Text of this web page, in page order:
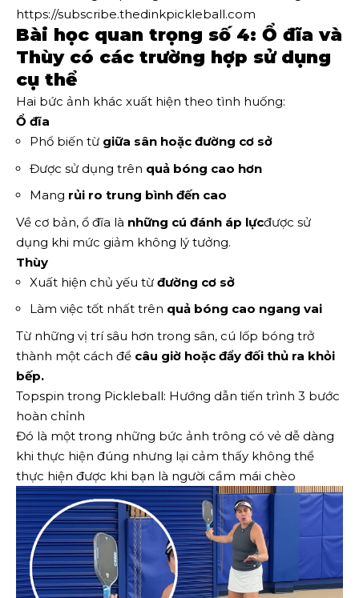
https://subscribe.thedinkpickleball.com
Bài học quan trọng số 4: Ổ đĩa và
Thùy có các trường hợp sử dụng
cụ thể
Hai bức ảnh khác xuất hiện theo tình huống:
Ổ đĩa
Phổ biến từ giữa sân hoặc đường cơ sở
Được sử dụng trên quả bóng cao hơn
Mang rủi ro trung bình đến cao
Về cơ bản, ổ đĩa là những cú đánh áp lựcđược sử
dụng khi mức giảm không lý tưởng.
Thùy
Xuất hiện chủ yếu từ đường cơ sở
Làm việc tốt nhất trên quả bóng cao ngang vai
Từ những vị trí sâu hơn trong sân, cú lốp bóng trở
thành một cách để câu giờ hoặc đẩy đối thủ ra khỏi
bếp.
Topspin trong Pickleball: Hướng dẫn tiến trình 3 bước
hoàn chỉnh
Đó là một trong những bức ảnh trông có vẻ dễ dàng
khi thực hiện đúng nhưng lại cảm thấy không thể
thực hiện được khi bạn là người cầm mái chèo